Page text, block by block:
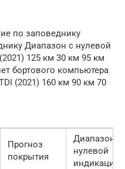
по заповеднику
Диапазон с нулевой
125 км 30 км 95 км
бортового компьютера
(2021) 160 км 90 км 70
Прогноз
покрытия
Диапазон с
нулевой
индикацией